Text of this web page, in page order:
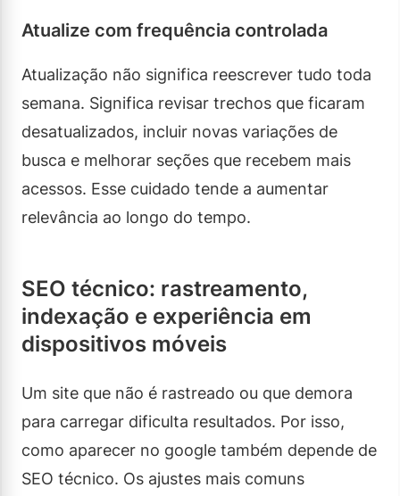
Atualize com frequência controlada
Atualização não significa reescrever tudo toda
semana. Significa revisar trechos que ficaram
desatualizados, incluir novas variações de
busca e melhorar seções que recebem mais
acessos. Esse cuidado tende a aumentar
relevância ao longo do tempo.
SEO técnico: rastreamento,
indexação e experiência em
dispositivos móveis
Um site que não é rastreado ou que demora
para carregar dificulta resultados. Por isso,
como aparecer no google também depende de
SEO técnico. Os ajustes mais comuns